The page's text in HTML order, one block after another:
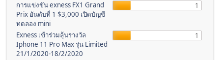
การแข่งขัน exness FX1 Grand
Prix อันดับที่ 1 $3,000 เปิดบัญชี
ทดลอง mini
1
Exness เข้าร่วมลุ้นรางวัล
Iphone 11 Pro Max รุ่น Limited
21/1/2020-18/2/2020
1